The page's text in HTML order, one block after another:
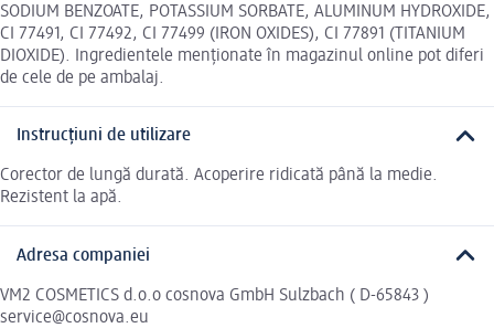
SODIUM BENZOATE, POTASSIUM SORBATE, ALUMINUM HYDROXIDE,
CI 77491, CI 77492, CI 77499 (IRON OXIDES), CI 77891 (TITANIUM
DIOXIDE). Ingredientele menționate în magazinul online pot diferi
de cele de pe ambalaj.
Instrucțiuni de utilizare
Corector de lungă durată. Acoperire ridicată până la medie.
Rezistent la apă.
Adresa companiei
VM2 COSMETICS d.o.o cosnova GmbH Sulzbach ( D-65843 )
service@cosnova.eu